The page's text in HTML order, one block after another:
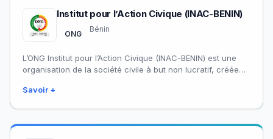
Institut pour l’Action Civique (INAC-BENIN)
ONG
Bénin
L’ONG Institut pour l’Action Civique (INAC-BENIN) est une
organisation de la société civile à but non lucratif, créée
Savoir +